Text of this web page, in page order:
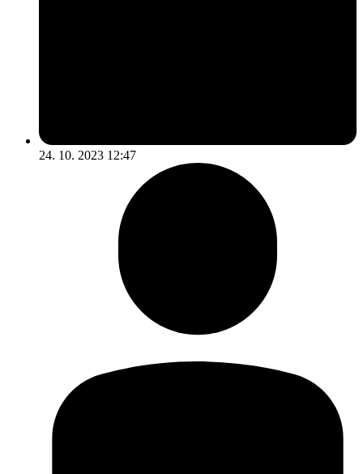
24. 10. 2023 12:47